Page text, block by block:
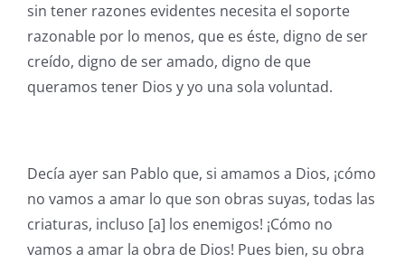
sin tener razones evidentes necesita el soporte
razonable por lo menos, que es éste, digno de ser
creído, digno de ser amado, digno de que
queramos tener Dios y yo una sola voluntad.
Decía ayer san Pablo que, si amamos a Dios, ¡cómo
no vamos a amar lo que son obras suyas, todas las
criaturas, incluso [a] los enemigos! ¡Cómo no
vamos a amar la obra de Dios! Pues bien, su obra